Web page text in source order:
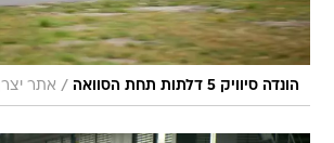
הונדה סיוויק 5 דלתות תחת הסוואה / אתר יצרן